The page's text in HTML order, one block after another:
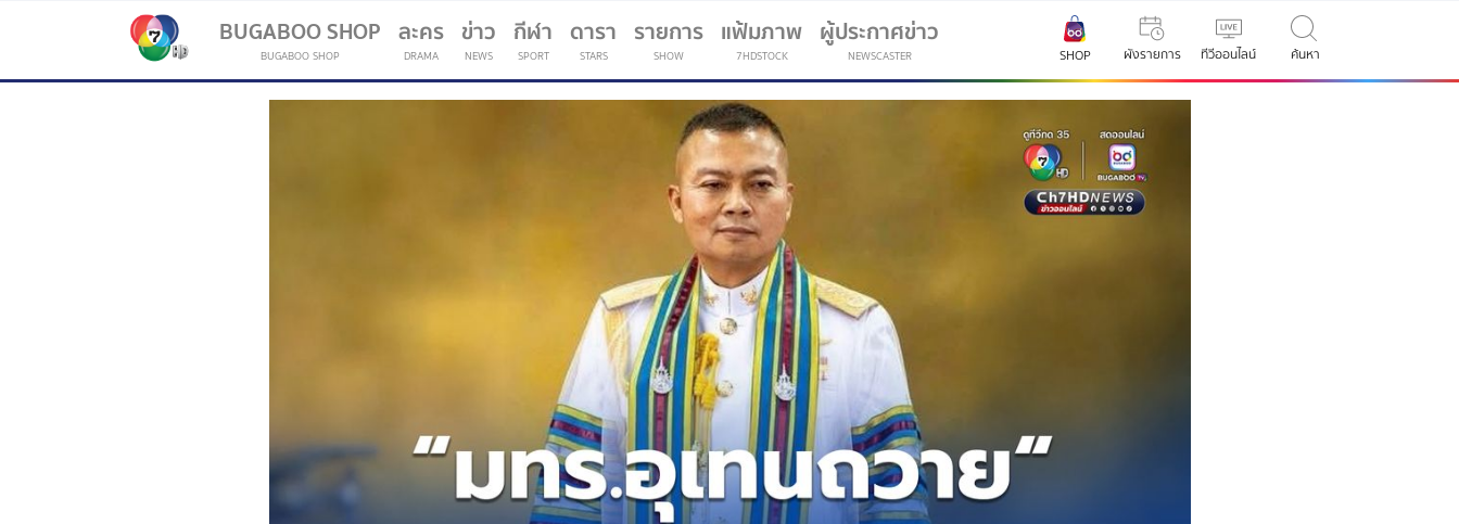
BUGABOO SHOP
BUGABOO SHOP
ละคร
DRAMA
ข่าว
NEWS
กีฬา
SPORT
(current)
ดารา
STARS
รายการ
SHOW
แฟ้มภาพ
7HDSTOCK
ผู้ประกาศข่าว
NEWSCASTER SHOP ผังรายการ ทีวีออนไลน์ ค้นหา